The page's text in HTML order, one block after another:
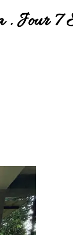
. Jour 7